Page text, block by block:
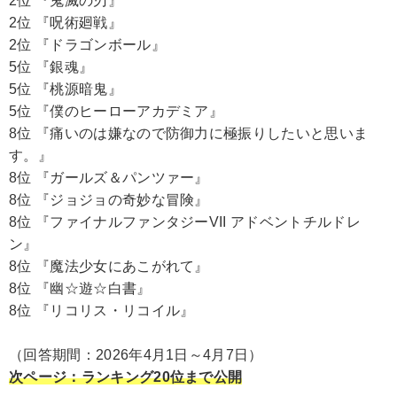
2位 『呪術廻戦』
2位 『ドラゴンボール』
5位 『銀魂』
5位 『桃源暗鬼』
5位 『僕のヒーローアカデミア』
8位 『痛いのは嫌なので防御力に極振りしたいと思いま
す。』
8位 『ガールズ＆パンツァー』
8位 『ジョジョの奇妙な冒険』
8位 『ファイナルファンタジーVII アドベントチルドレ
ン』
8位 『魔法少女にあこがれて』
8位 『幽☆遊☆白書』
8位 『リコリス・リコイル』
（回答期間：2026年4月1日～4月7日）
次ページ：ランキング20位まで公開